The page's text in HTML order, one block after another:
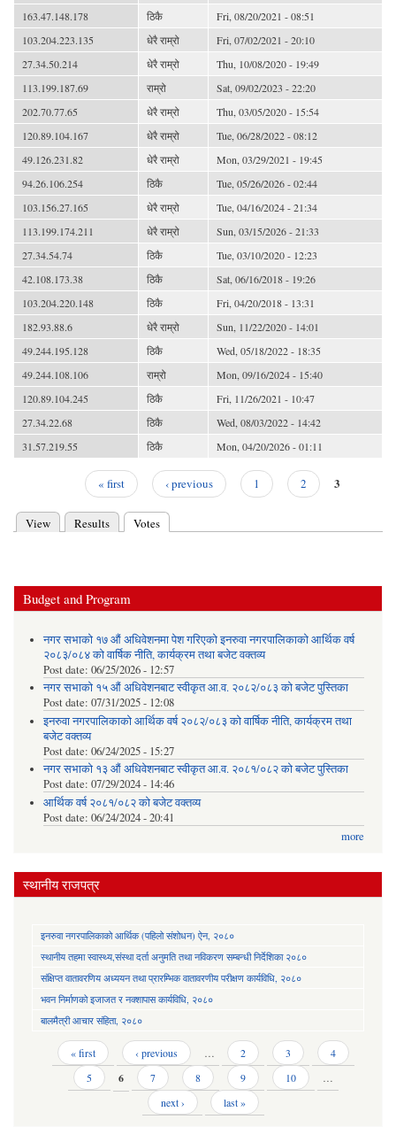
163.47.148.178
ठिकै
Fri, 08/20/2021 - 08:51
103.204.223.135
धेरै राम्रो
Fri, 07/02/2021 - 20:10
27.34.50.214
धेरै राम्रो
Thu, 10/08/2020 - 19:49
113.199.187.69
राम्रो
Sat, 09/02/2023 - 22:20
202.70.77.65
धेरै राम्रो
Thu, 03/05/2020 - 15:54
120.89.104.167
धेरै राम्रो
Tue, 06/28/2022 - 08:12
49.126.231.82
धेरै राम्रो
Mon, 03/29/2021 - 19:45
94.26.106.254
ठिकै
Tue, 05/26/2026 - 02:44
103.156.27.165
धेरै राम्रो
Tue, 04/16/2024 - 21:34
113.199.174.211
धेरै राम्रो
Sun, 03/15/2026 - 21:33
27.34.54.74
ठिकै
Tue, 03/10/2020 - 12:23
42.108.173.38
ठिकै
Sat, 06/16/2018 - 19:26
103.204.220.148
ठिकै
Fri, 04/20/2018 - 13:31
182.93.88.6
धेरै राम्रो
Sun, 11/22/2020 - 14:01
49.244.195.128
ठिकै
Wed, 05/18/2022 - 18:35
49.244.108.106
राम्रो
Mon, 09/16/2024 - 15:40
120.89.104.245
ठिकै
Fri, 11/26/2021 - 10:47
27.34.22.68
ठिकै
Wed, 08/03/2022 - 14:42
31.57.219.55
ठिकै Mon, 04/20/2026 - 01:11
« first ‹ previous 1 2 3
View Results Votes
Budget and Program
नगर सभाको १७ औं अधिवेशनमा पेश गरिएको इनरुवा नगरपालिकाको आर्थिक वर्ष
२०८३/०८४ को वार्षिक नीति, कार्यक्रम तथा बजेट वक्तव्य
Post date: 06/25/2026 - 12:57
नगर सभाको १५ औं अधिवेशनबाट स्वीकृत आ.व. २०८२/०८३ को बजेट पुस्तिका
Post date: 07/31/2025 - 12:08
इनरुवा नगरपालिकाको आर्थिक वर्ष २०८२/०८३ को वार्षिक नीति, कार्यक्रम तथा
बजेट वक्तव्य
Post date: 06/24/2025 - 15:27
नगर सभाको १३ औं अधिवेशनबाट स्वीकृत आ.व. २०८१/०८२ को बजेट पुस्तिका
Post date: 07/29/2024 - 14:46
आर्थिक वर्ष २०८१/०८२ को बजेट वक्तव्य
Post date: 06/24/2024 - 20:41
more
स्थानीय राजपत्र
इनरुवा नगरपालिकाको आर्थिक (पहिलो संशोधन) ऐन, २०८०
स्थानीय तहमा स्वास्थ्य,संस्था दर्ता अनुमति तथा नविकरण सम्बन्धी निर्देशिका २०८०
संक्षिप्त वातावरणिय अध्ययन तथा प्रारम्भिक वातावरणीय परीक्षण कार्यविधि, २०८०
भवन निर्माणको इजाजत र नक्शापास कार्यविधि, २०८०
बालमैत्री आचार संहिता, २०८०
Pages « first ‹ previous … 2 3
4
5
6 7 8 9 10
…
next ›
last »